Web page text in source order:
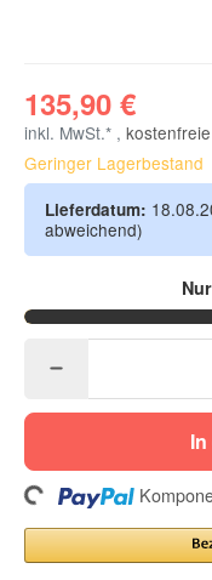
135,90 €
inkl. MwSt.* ,
Geringer Lagerbestand
Lieferdatum:
abweichend)